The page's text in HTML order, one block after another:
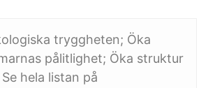
tryggheten; Öka
pålitlighet; Öka struktur
hela listan på